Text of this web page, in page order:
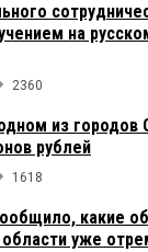
на
2360
из городов
рублей
1618
какие
уже